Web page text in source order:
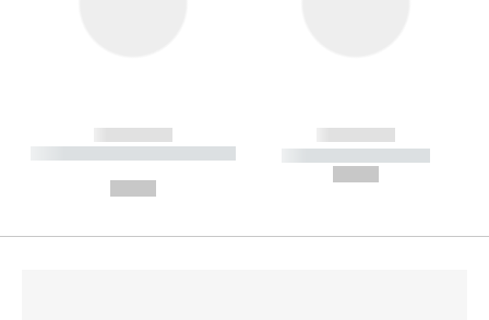
------------
----------- ----------- --------
------------
----------- -----------